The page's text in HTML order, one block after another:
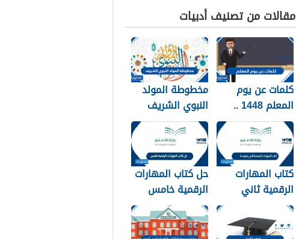
مقالات من تصنيف أدبيات
كلمات عن يوم
المعلم 1448 ..
عبارات عن يوم
المعلم مكتوبة
1448
مخطوطة المولد
النبوي الشريف
2026 جديدة
كتاب المهارات
الرقمية ثاني
متوسط 1448
حل كتاب المهارات
الرقمية خامس
1448